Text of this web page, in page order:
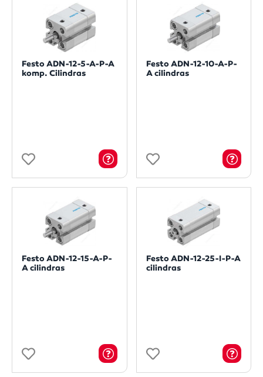
Festo ADN-12-5-A-P-A
komp. Cilindras
Festo ADN-12-10-A-P-
A cilindras
Festo ADN-12-15-A-P-
A cilindras
Festo ADN-12-25-I-P-A
cilindras